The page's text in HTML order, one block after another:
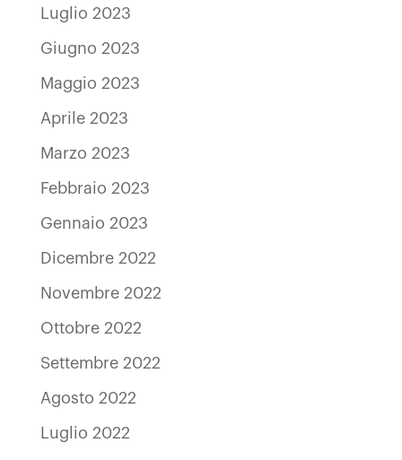
Luglio 2023
Giugno 2023
Maggio 2023
Aprile 2023
Marzo 2023
Febbraio 2023
Gennaio 2023
Dicembre 2022
Novembre 2022
Ottobre 2022
Settembre 2022
Agosto 2022
Luglio 2022